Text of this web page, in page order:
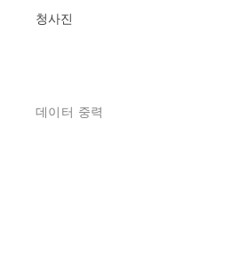
청사진
데이터 중력